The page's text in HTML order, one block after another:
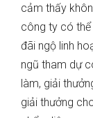
cảm thấy
công ty có
đãi ngộ linh
ngũ tham dự
làm, giải
giải thưởng